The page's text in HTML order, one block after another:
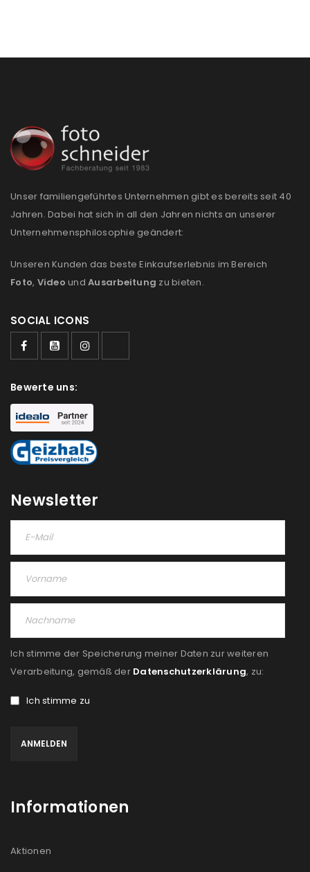
ANMELDEN
Benutzername oder E-Mail-Adresse
ANMELDEN
PASSWORT VERGESSEN?
REGISTRIEREN
E-Mail-Adresse
NEWSLETTER ABONNIEREN
Unser familiengeführtes Unternehmen gibt es bereits seit 40
Jahren. Dabei hat sich in all den Jahren nichts an unserer
Unternehmensphilosophie geändert:
Unseren Kunden das beste Einkaufserlebnis im Bereich
Foto, Video und Ausarbeitung zu bieten.
SOCIAL ICONS
Bewerte uns:
Newsletter
Ich stimme der Speicherung meiner Daten zur weiteren
Verarbeitung, gemäß der Datenschutzerklärung, zu:
Ich stimme zu
Informationen
Aktionen